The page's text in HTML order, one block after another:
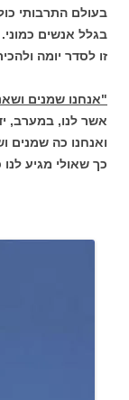
בעולם התרבותי
בגלל אנשים
זו לסדר יומה
"אנחנו שמנים
אשר לנו, במערב,
ואנחנו כה שמנים
כך שאולי מגיע